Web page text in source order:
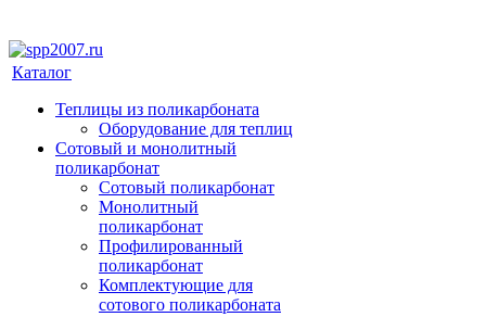
Каталог
Теплицы из поликарбоната
Оборудование для теплиц
Сотовый и монолитный
поликарбонат
Сотовый поликарбонат
Монолитный
поликарбонат
Профилированный
поликарбонат
Комплектующие для
сотового поликарбоната